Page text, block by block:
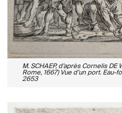
M. SCHAEP, d’après Cornelis DE
Rome, 1667) Vue d’un port. Eau-
2653